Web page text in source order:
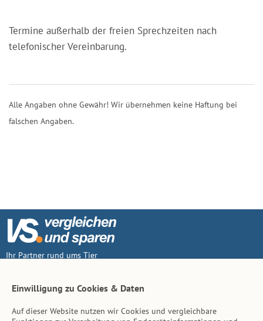
Termine außerhalb der freien Sprechzeiten nach
telefonischer Vereinbarung.
Alle Angaben ohne Gewähr! Wir übernehmen keine Haftung bei
falschen Angaben.
Ihr Partner rund ums Tier
Einwilligung zu Cookies & Daten
Auf dieser Website nutzen wir Cookies und vergleichbare